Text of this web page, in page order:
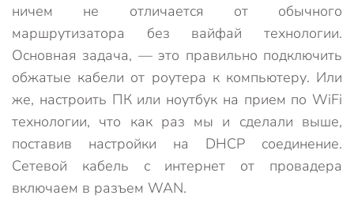
ничем не отличается от обычного
маршрутизатора без вайфай технологии.
Основная задача, — это правильно подключить
обжатые кабели от роутера к компьютеру. Или
же, настроить ПК или ноутбук на прием по WiFi
технологии, что как раз мы и сделали выше,
поставив настройки на DHCP соединение.
Сетевой кабель с интернет от провадера
включаем в разъем WAN.